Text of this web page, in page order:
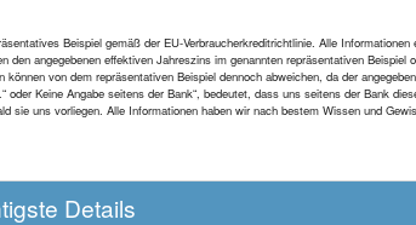
Beispiel gemäß der EU-Verbraucherkreditrichtlinie. Alle
den angegebenen effektiven Jahreszins im genannten repräsentativen Beispiel
können von dem repräsentativen Beispiel dennoch abweichen, da der
oder Keine Angabe seitens der Bank“, bedeutet, dass uns seitens der Bank
sie uns vorliegen. Alle Informationen haben wir nach bestem Wissen und
Details